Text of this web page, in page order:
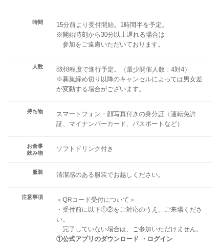
時間
15分前より受付開始。1時間半を予定。
※開始時刻から30分以上遅れる場合は
参加をご遠慮いただいております。
人数
8対8程度で進行予定。（最少開催人数：4対4）
※募集締め切り以降のキャンセルによっては男女差
が変動する場合がございます。
持ち物
スマートフォン・顔写真付きの身分証（運転免許
証、マイナンバーカード、パスポートなど）
お食事
飲み物
ソフトドリンク付き
服装 清潔感のある服装でお越しください。
注意事項
＜QRコード受付について＞
・受付前に以下①②をご対応のうえ、ご来場くださ
い。
完了していない場合は、ご参加いただけません。
①公式アプリのダウンロード ・ログイン